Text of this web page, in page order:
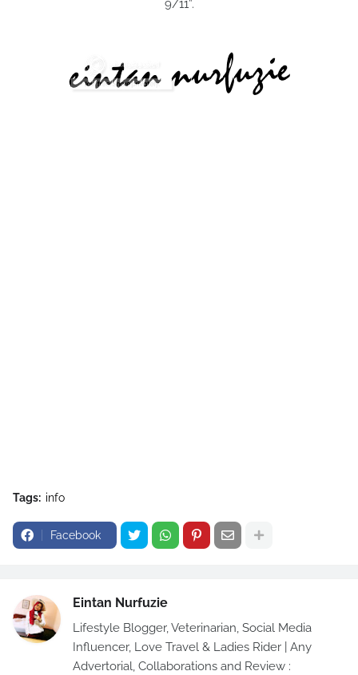
9/11”.
Tags: info
Facebook
Eintan Nurfuzie
Lifestyle Blogger, Veterinarian, Social Media
Influencer, Love Travel & Ladies Rider | Any
Advertorial, Collaborations and Review :